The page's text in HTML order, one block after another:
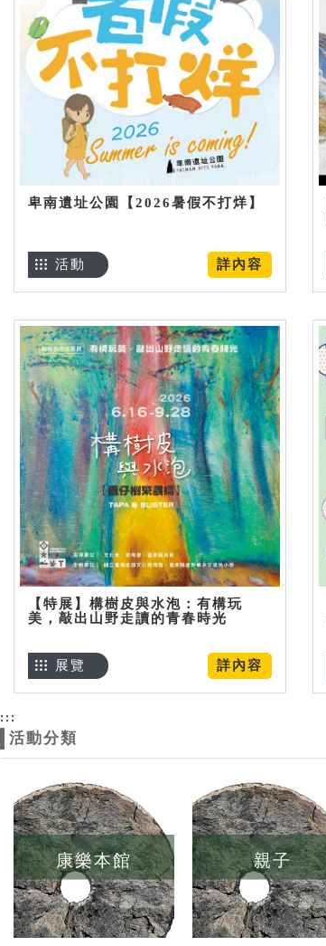
卑南遺址公園【2026暑假不打烊】
詳內容
活動
【特展】構樹皮與水泡：有構玩
美，敲出山野走讀的青春時光
詳內容
展覽
:::
活動分類
康樂本館 親子